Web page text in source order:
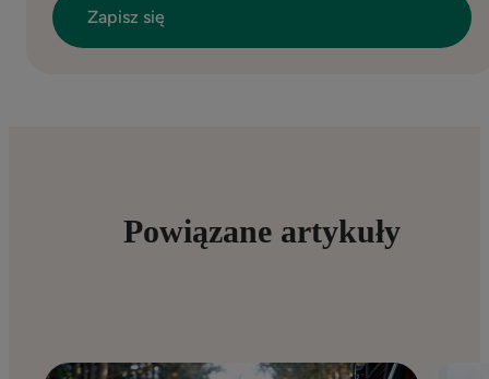
Powiązane artykuły